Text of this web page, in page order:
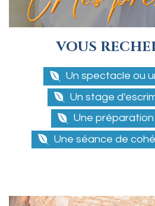
VOUS
Un spectacle ou
Un stage
Une préparation
Une séance de